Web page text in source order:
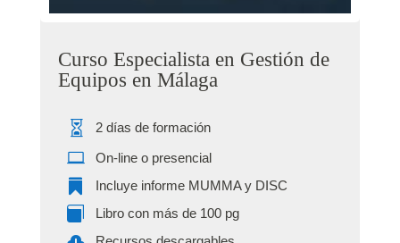
Curso Especialista en Gestión de
Equipos en Málaga
 2 días de formación
 On-line o presencial
 Incluye informe MUMMA y DISC
 Libro con más de 100 pg